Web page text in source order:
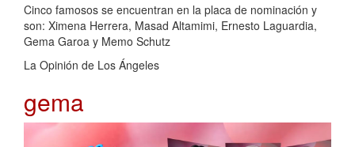
Cinco famosos se encuentran en la placa de nominación y
son: Ximena Herrera, Masad Altamimi, Ernesto Laguardia,
Gema Garoa y Memo Schutz
La Opinión de Los Ángeles
gema